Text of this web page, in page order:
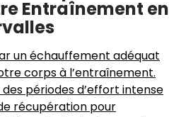
Entraînement en
un échauffement adéquat
corps à l’entraînement.
périodes d’effort intense
récupération pour